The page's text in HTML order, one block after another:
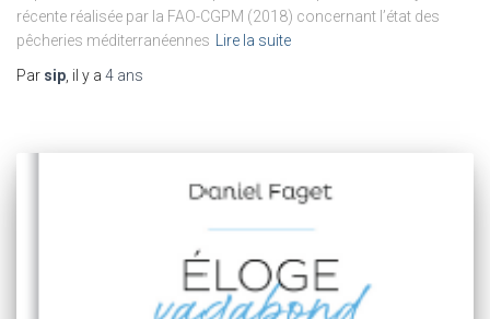
récente réalisée par la FAO-CGPM (2018) concernant l’état des
pêcheries méditerranéennes
Lire la suite
Par sip , il y a 4 ans